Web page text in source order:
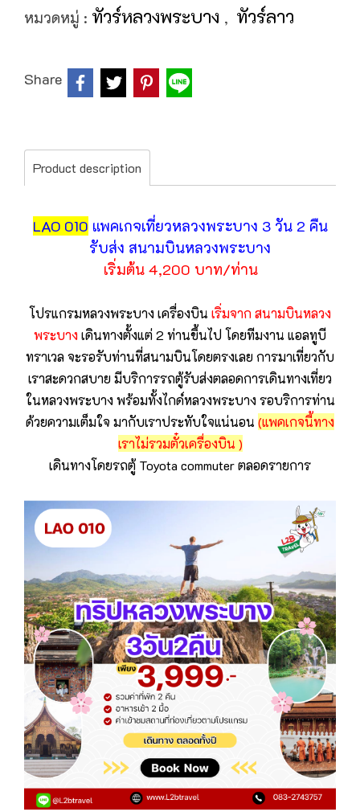
หมวดหมู่ : ทัวร์หลวงพระบาง , ทัวร์ลาว
Share
Product description
LAO 010 แพคเกจเที่ยวหลวงพระบาง 3 วัน 2 คืน
รับส่ง สนามบินหลวงพระบาง
เริ่มต้น 4,200 บาท/ท่าน
โปรแกรมหลวงพระบาง เครื่องบิน เริ่มจาก สนามบินหลวง
พระบางเดินทางตั้งแต่ 2 ท่านขึ้นไป โดยทีมงาน แอลทูบี
ทราเวล จะรอรับท่านที่สนามบินโดยตรงเลย การมาเที่ยวกับ
เราสะดวกสบาย มีบริการรถตู้รับส่งตลอดการเดินทางเที่ยว
ในหลวงพระบาง พร้อมทั้งไกด์หลวงพระบาง รอบริการท่าน
ด้วยความเต็มใจ มากับเราประทับใจแน่นอน (แพคเกจนี้ทาง
เราไม่รวมตั๋วเครื่องบิน )
เดินทางโดยรถตู้ Toyota commuter ตลอดรายการ